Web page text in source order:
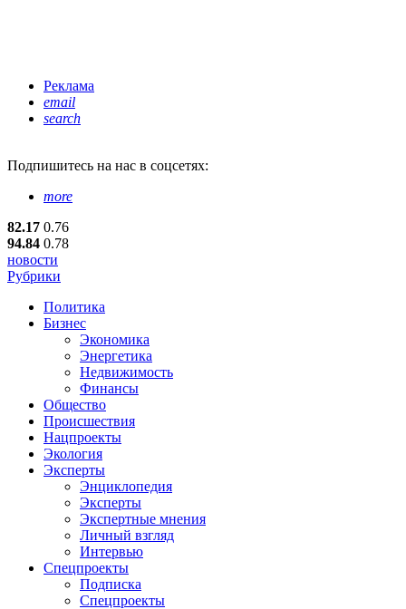
Реклама
email
search
Подпишитесь на нас в соцсетях:
more
82.17 0.76
94.84 0.78
новости
Рубрики
Политика
Бизнес
Экономика
Энергетика
Недвижимость
Финансы
Общество
Происшествия
Нацпроекты
Экология
Эксперты
Энциклопедия
Эксперты
Экспертные мнения
Личный взгляд
Интервью
Спецпроекты
Подписка
Спецпроекты